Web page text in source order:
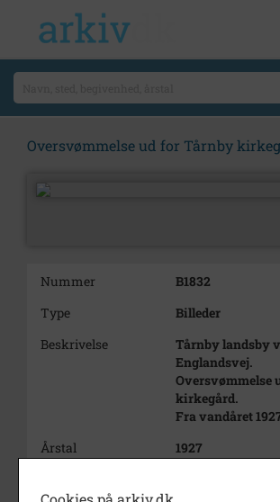
Oversvømmelse ud for Tårnby
Nummer
B1832
Type
Billeder
Beskrivelse
Tårnby landsby
Englandsvej.
Oversvømmelse
kirkegård.
Fra vandåret
Årstal
1927